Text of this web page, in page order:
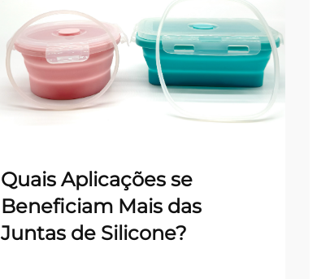
Quais Aplicações se
Beneficiam Mais das
Juntas de Silicone?